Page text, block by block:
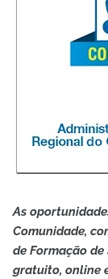
As
Comunidade,
de Formação
gratuito, online